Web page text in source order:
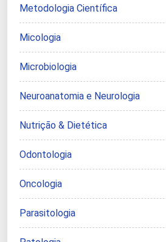
Metodologia Científica
Micologia
Microbiologia
Neuroanatomia e Neurologia
Nutrição & Dietética
Odontologia
Oncologia
Parasitologia